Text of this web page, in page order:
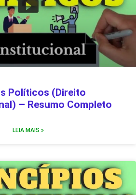
Políticos (Direito
– Resumo Completo
LEIA MAIS »